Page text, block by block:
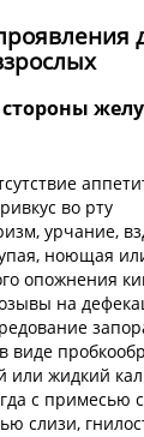
во рту
урчание,
ноющая
опожнения
на
виде
или жидкий
с примесью
слизи,